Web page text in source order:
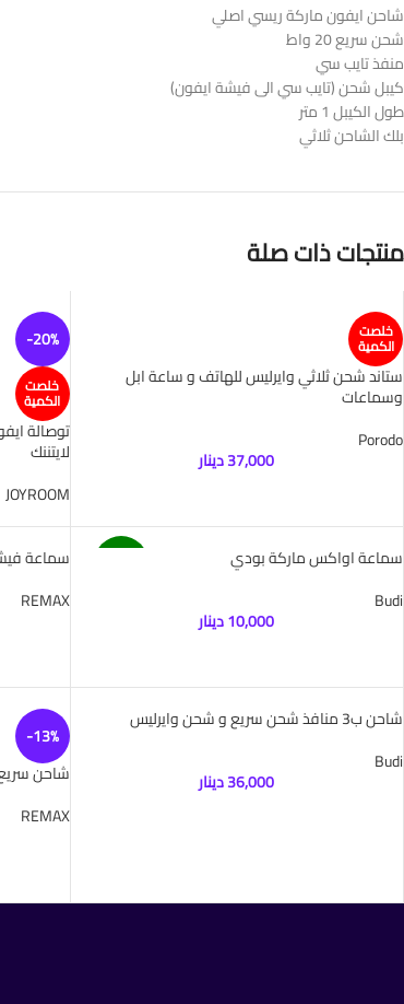
شاحن ايفون ماركة ريسي اصلي
شحن سريع 20 واط
منفذ تايب سي
كيبل شحن (تايب سي الى فيشة ايفون)
طول الكيبل 1 متر
بلك الشاحن ثلاثي
منتجات ذات صلة
خلصت
الكمية
ستاند شحن ثلاثي وايرليس للهاتف و ساعة ابل
وسماعات
Porodo
37,000دينار
-20%
خلصت
الكمية
توصالة
لايتننك
JOYROOM
توصيل
سماعة اواكس ماركة بودي
Budi
10,000دينار
سماعة
REMAX
شاحن ب3 منافذ شحن سريع و شحن وايرليس
Budi
36,000دينار
-13%
شاحن سريع 65
REMAX